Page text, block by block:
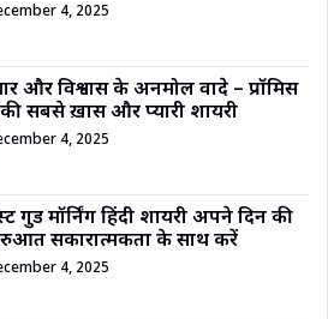
4, 2025
और विश्वास के अनमोल वादे – प्रॉमिस
सबसे ख़ास और प्यारी शायरी
4, 2025
गुड मॉर्निंग हिंदी शायरी अपने दिन की
सकारात्मकता के साथ करें
4, 2025